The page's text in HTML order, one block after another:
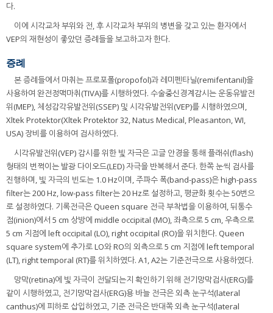
다.
이에 시각교차 부위와 전, 후 시각교차 부위의 병변을 갖고 있는 환자에서
VEP의 재현성이 좋았던 증례들을 보고하고자 한다.
증례
본 증례들에서 마취는 프로포폴(propofol)과 레미펜타닐(remifentanil)을
사용하여 완전정맥마취(TIVA)를 시행하였다. 수술중신경계감시는 운동유발전
위(MEP), 체성감각유발전위(SSEP) 및 시각유발전위(VEP)를 시행하였으며,
Xltek Protektor(Xltek Protektor 32, Natus Medical, Pleasanton, WI,
USA) 장비를 이용하여 검사하였다.
시각유발전위(VEP) 감시를 위한 빛 자극은 고글 안경을 통해 플래쉬(flash)
형태의 번쩍이는 발광 다이오드(LED) 자극을 반복해서 준다. 한쪽 눈씩 검사를
진행하며, 빛 자극의 빈도는 1.0 Hz이며, 주파수 폭(band-pass)은 high-pass
filter는 200 Hz, low-pass filter는 20 Hz로 설정하고, 평균화 횟수는 50번으
로 설정하였다. 기록전극은 Queen square 전극 부착법을 이용하여, 뒤통수
점(inion)에서 5 cm 상방에 middle occipital (MO), 좌측으로 5 cm, 우측으로
5 cm 지점에 left occipital (LO), right occipital (RO)을 위치한다. Queen
square system에 추가로 LO와 RO의 외측으로 5 cm 지점에 left temporal
(LT), right temporal (RT)를 위치하였다. A1, A2는 기준전극으로 사용하였다.
망막(retina)에 빛 자극이 전달되는지 확인하기 위해 전기망막검사(ERG)를
같이 시행하였고, 전기망막검사(ERG)용 바늘 전극은 외측 눈구석(lateral
canthus)에 피하로 삽입하였고, 기준 전극은 반대쪽 외측 눈구석(lateral